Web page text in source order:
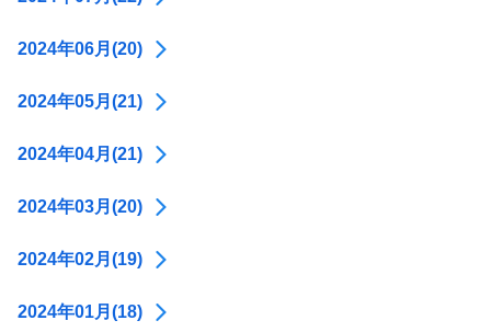
2024年06月(20)
2024年05月(21)
2024年04月(21)
2024年03月(20)
2024年02月(19)
2024年01月(18)